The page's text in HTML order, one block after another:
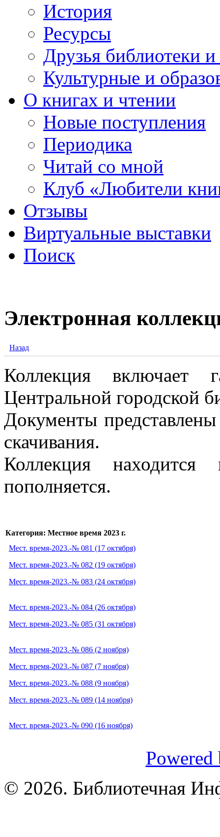
История
Ресурсы
Друзья библиотеки
Культурные и
О книгах и чтении
Новые поступления
Периодика
Читай со мной
Клуб «Любители
Отзывы
Виртуальные выставки
Поиск
Электронная
Назад
Коллекция
Центральной городской
Документы
скачивания.
Коллекция
пополняется.
Категория: Местное время 2023 г.
Мест. время-2023.-№ 081 (17 октября)
Мест. время-2023.-№ 082 (19 октября)
Мест. время-2023.-№ 083 (24 октября)
Мест. время-2023.-№ 084 (26 октября)
Мест. время-2023.-№ 085 (31 октября)
Мест. время-2023.-№ 086 (2 ноября)
Мест. время-2023.-№ 087 (7 ноября)
Мест. время-2023.-№ 088 (9 ноября)
Мест. время-2023.-№ 089 (14 ноября)
Мест. время-2023.-№ 090 (16 ноября)
© 2026. Библиотечная